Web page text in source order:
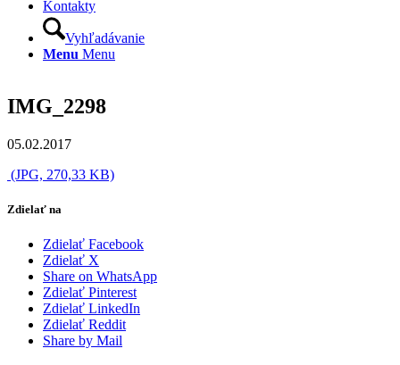
Kontakty
Vyhľadávanie
Menu Menu
IMG_2298
05.02.2017
(JPG, 270,33 KB)
Zdielať na
Zdielať Facebook
Zdielať X
Share on WhatsApp
Zdielať Pinterest
Zdielať LinkedIn
Zdielať Reddit
Share by Mail